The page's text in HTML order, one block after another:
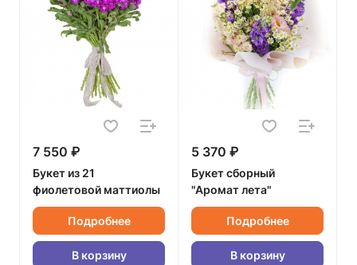
7 550 ₽
Букет из 21
фиолетовой маттиолы
Подробнее
В корзину
5 370 ₽
Букет сборный
"Аромат лета"
Подробнее
В корзину